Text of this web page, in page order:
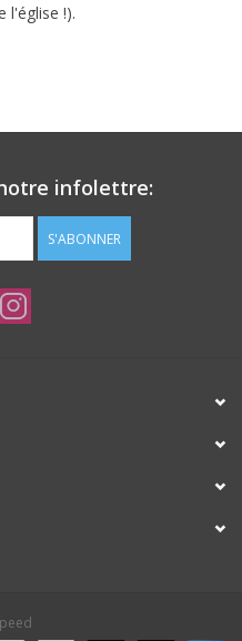
l'église !).
infolettre:
S'ABONNER